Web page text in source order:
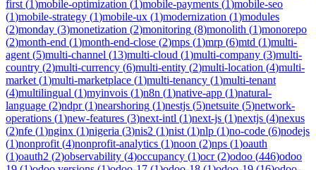
first (1)mobile-optimization (1)mobile-payments (1)mobile-seo
(1)mobile-strategy (1)mobile-ux (1)modernization (1)modules
(2)monday (3)monetization (2)monitoring (8)monolith (1)monorepo
(2)month-end (1)month-end-close (2)mps (1)mrp (6)mtd (1)multi-
agent (5)multi-channel (13)multi-cloud (1)multi-company (3)multi-
country (2)multi-currency (6)multi-entity (2)multi-location (4)multi-
market (1)multi-marketplace (1)multi-tenancy (1)multi-tenant
(4)multilingual (1)myinvois (1)n8n (1)native-app (1)natural-
language (2)ndpr(1)nearshoring (1)nestjs (5)netsuite (5)network-
operations (1)new-features (3)next-intl (1)next-js (1)nextjs (4)nexus
(2)nfe (1)nginx (1)nigeria (3)nis2 (1)nist (1)nlp (1)no-code (6)nodejs
(1)nonprofit (4)nonprofit-analytics (1)noon (2)nps (1)oauth
(1)oauth2 (2)observability (4)occupancy (1)ocr(2)odoo (446)odoo